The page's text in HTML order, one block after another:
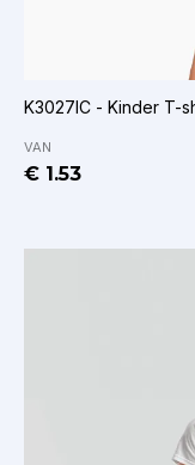
K3027IC - Kinder T-
VAN
€ 1.53